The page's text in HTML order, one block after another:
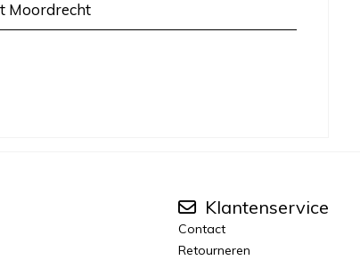
Moordrecht
Klantenservice
Contact
Retourneren